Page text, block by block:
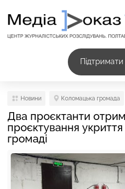
Новини Коломацька громада
Два проєктанти
проєктування
громаді